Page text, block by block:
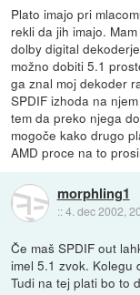
Plato imajo pri
rekli da jih imajo.
dolby digital
možno dobiti 5.1
ga znal moj dekoder
SPDIF izhoda na
tem da preko njega
mogoče kako drugo
AMD proce na to
morphling1
::4. dec 2002,
Če maš SPDIF out
imel 5.1 zvok. Kolegu
Tudi na tej plati bo to